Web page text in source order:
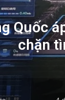
Quốc
chặn